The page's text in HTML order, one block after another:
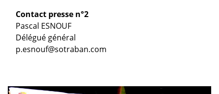
Contact presse n°2
Pascal ESNOUF
Délégué général
p.esnouf@sotraban.com